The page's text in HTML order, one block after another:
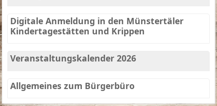
Digitale Anmeldung in den Münstertäler
Kindertagestätten und Krippen
Veranstaltungskalender 2026
Allgemeines zum Bürgerbüro